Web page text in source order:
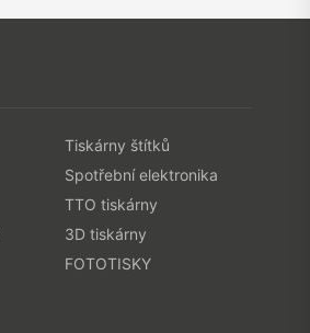
Tiskárny štítků
Spotřební elektronika
TTO tiskárny
3D tiskárny
FOTOTISKY